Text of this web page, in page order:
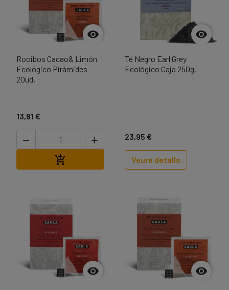

Rooibos Cacao& Limón
Ecológico Pirámides
20ud.
13,81 €
 
 Afegir a la cistella

Té Negro Earl Grey
Ecológico Caja 250g.
23,95 €
Veure detalls
 